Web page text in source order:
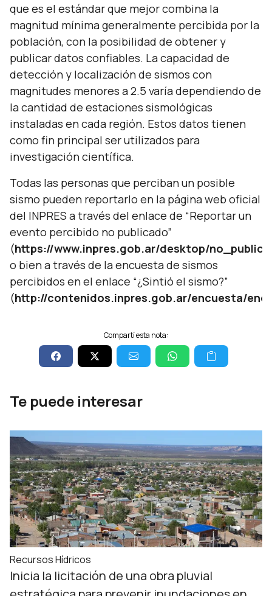
que es el estándar que mejor combina la
magnitud mínima generalmente percibida por la
población, con la posibilidad de obtener y
publicar datos confiables. La capacidad de
detección y localización de sismos con
magnitudes menores a 2.5 varía dependiendo de
la cantidad de estaciones sismológicas
instaladas en cada región. Estos datos tienen
como fin principal ser utilizados para
investigación científica.
Todas las personas que perciban un posible
sismo pueden reportarlo en la página web oficial
del INPRES a través del enlace de “Reportar un
evento percibido no publicado”
(https://www.inpres.gob.ar/desktop/
o bien a través de la encuesta de sismos
percibidos en el enlace “¿Sintió el sismo?”
(http://contenidos.inpres.gob.ar/encuesta/
Compartí esta nota:
Te puede interesar
Recursos Hídricos
Inicia la licitación de una obra pluvial